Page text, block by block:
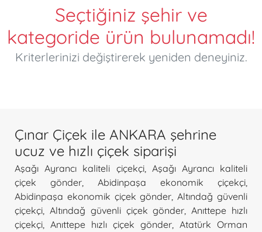
Seçtiğiniz şehir ve
kategoride ürün bulunamadı!
Kriterlerinizi değiştirerek yeniden deneyiniz.
Çınar Çiçek ile ANKARA şehrine
ucuz ve hızlı çiçek siparişi
Aşağı Ayrancı kaliteli çiçekçi, Aşağı Ayrancı kaliteli
çiçek gönder, Abidinpaşa ekonomik çiçekçi,
Abidinpaşa ekonomik çiçek gönder,Altındağ güvenli
çiçekçi, Altındağ güvenli çiçek gönder,Anıttepe hızlı
çiçekçi, Anıttepe hızlı çiçek gönder, Atatürk Orman